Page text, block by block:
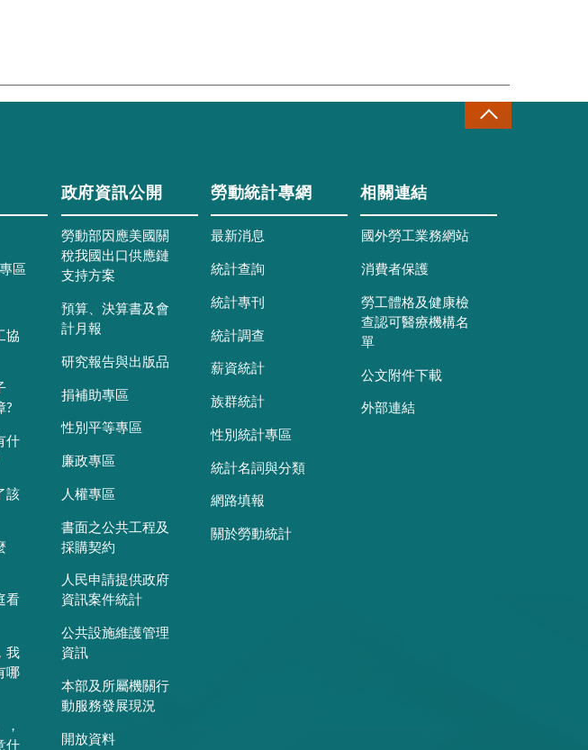
區
協
?
什
該
看
我
哪
什
政府資訊公開
勞動部因應美國關
稅我國出口供應鏈
支持方案
預算、決算書及會
計月報
研究報告與出版品
捐補助專區
性別平等專區
廉政專區
人權專區
書面之公共工程及
採購契約
人民申請提供政府
資訊案件統計
公共設施維護管理
資訊
本部及所屬機關行
動服務發展現況
開放資料
勞動統計專網
最新消息
統計查詢
統計專刊
統計調查
薪資統計
族群統計
性別統計專區
統計名詞與分類
網路填報
關於勞動統計
相關連結
國外勞工業務網站
消費者保護
勞工體格及健康檢
查認可醫療機構名
單
公文附件下載
外部連結